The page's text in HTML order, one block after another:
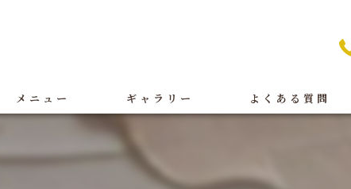
メニュー ギャラリー
BeforeAfter
よくある質問